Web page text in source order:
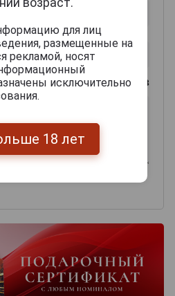
0из 2000 знаков
для лиц
размещенные на
рекламой, носят
исключительно
18 лет